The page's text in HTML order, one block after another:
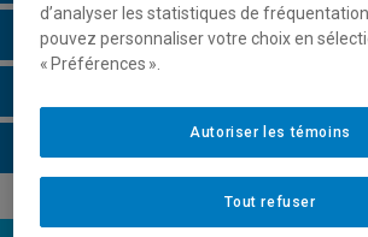
Horaire - Été 2026
d’analyser les statistiques de
pouvez personnaliser votre choix en
« Préférences ».
Tout refuser
Autoriser les témoins